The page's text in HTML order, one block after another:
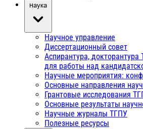
Наука
Научное управление
Диссертационный совет
Аспирантура, докторантура
для работы над
Научные мероприятия:
Основные направления
Грантовые исследования
Основные результаты
Научные журналы ТГПУ
Полезные ресурсы